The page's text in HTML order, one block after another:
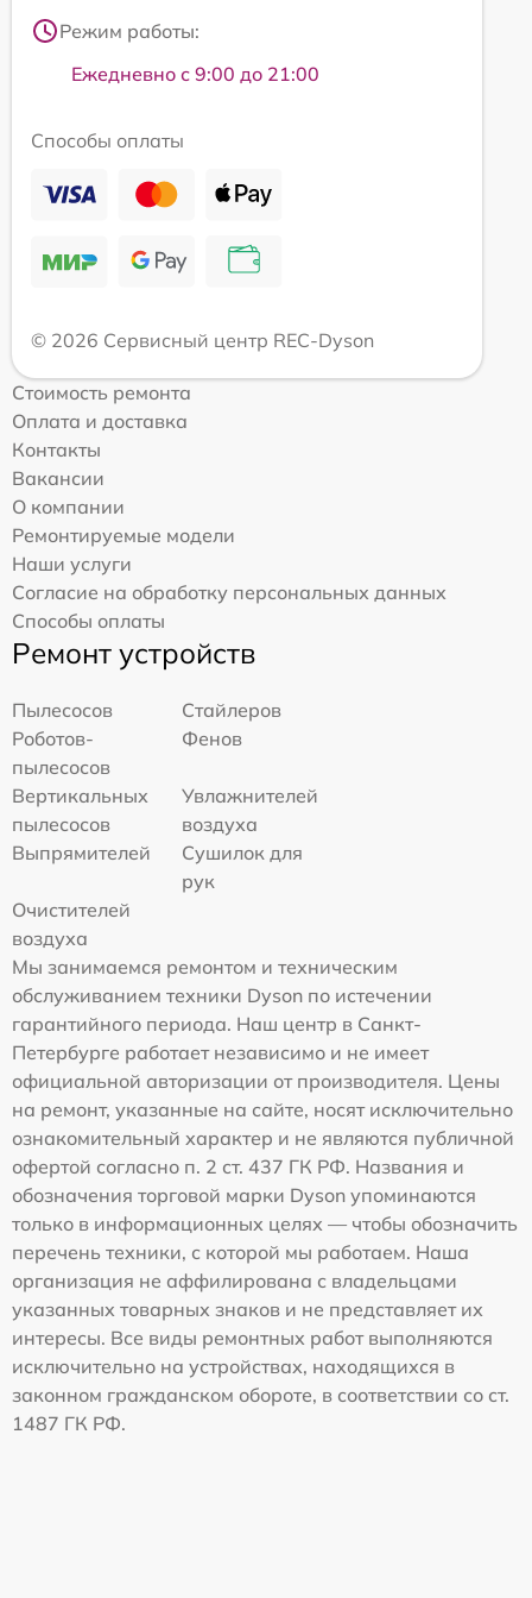
Режим работы:
Ежедневно с 9:00 до 21:00
Способы оплаты
© 2026 Сервисный центр REC-Dyson
Стоимость ремонта
Оплата и доставка
Контакты
Вакансии
О компании
Ремонтируемые модели
Наши услуги
Согласие на обработку персональных данных
Способы оплаты
Ремонт устройств
Пылесосов
Стайлеров
Роботов-
пылесосов
Фенов
Вертикальных
пылесосов
Увлажнителей
воздуха
Выпрямителей
Сушилок для
рук
Очистителей
воздуха
Мы занимаемся ремонтом и техническим
обслуживанием техники Dyson по истечении
гарантийного периода. Наш центр в Санкт-
Петербурге работает независимо и не имеет
официальной авторизации от производителя. Цены
на ремонт, указанные на сайте, носят исключительно
ознакомительный характер и не являются публичной
офертой согласно п. 2 ст. 437 ГК РФ. Названия и
обозначения торговой марки Dyson упоминаются
только в информационных целях — чтобы обозначить
перечень техники, с которой мы работаем. Наша
организация не аффилирована с владельцами
указанных товарных знаков и не представляет их
интересы. Все виды ремонтных работ выполняются
исключительно на устройствах, находящихся в
законном гражданском обороте, в соответствии со ст.
1487 ГК РФ.